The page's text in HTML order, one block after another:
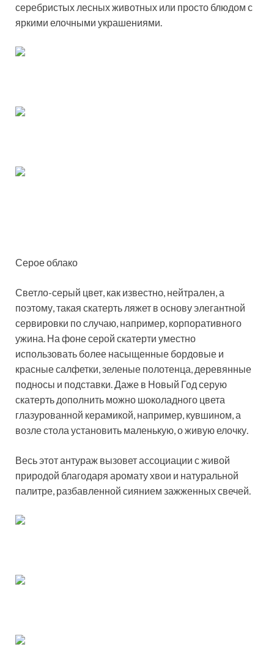
серебристых лесных животных или просто блюдом с
яркими елочными украшениями.
Серое облако
Светло-серый цвет, как известно, нейтрален, а
поэтому, такая скатерть ляжет в основу элегантной
сервировки по случаю, например, корпоративного
ужина. На фоне серой скатерти уместно
использовать более насыщенные бордовые и
красные салфетки, зеленые полотенца, деревянные
подносы и подставки. Даже в Новый Год серую
скатерть дополнить можно шоколадного цвета
глазурованной керамикой, например, кувшином, а
возле стола установить маленькую, о живую елочку.
Весь этот антураж вызовет ассоциации с живой
природой благодаря аромату хвои и натуральной
палитре, разбавленной сиянием зажженных свечей.